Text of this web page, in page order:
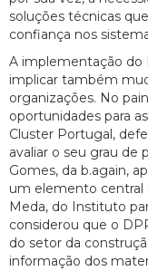
soluções técnicas
confiança nos
A implementação do
implicar também
organizações. No
oportunidades para
Cluster Portugal,
avaliar o seu grau de
Gomes, da b.again,
um elemento central
Meda, do Instituto
considerou que o
do setor da
informação dos